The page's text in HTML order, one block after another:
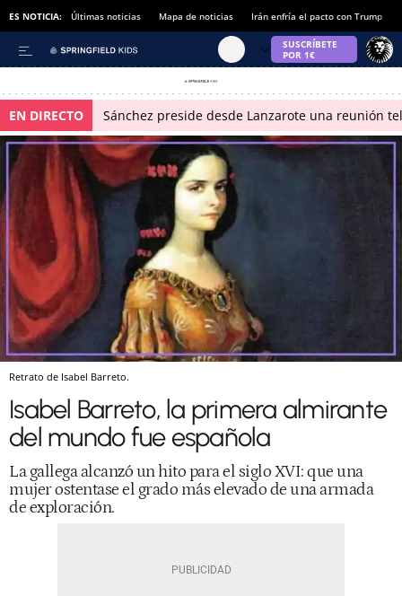
ES NOTICIA: Últimas noticias Mapa de noticias Irán enfría el pacto con Trump
EN DIRECTO Sánchez preside desde Lanzarote una reunión
Retrato de Isabel Barreto.
Isabel Barreto, la primera almirante
del mundo fue española
La gallega alcanzó un hito para el siglo XVI: que una
mujer ostentase el grado más elevado de una armada
de exploración.